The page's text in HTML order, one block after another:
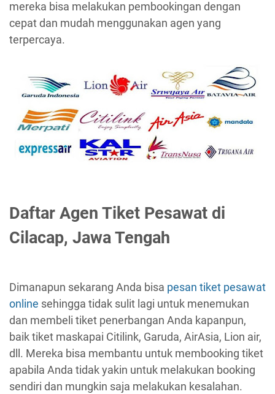
mereka bisa melakukan pembookingan dengan
cepat dan mudah menggunakan agen yang
terpercaya.
Daftar Agen Tiket Pesawat di
Cilacap, Jawa Tengah
Dimanapun sekarang Anda bisa pesan tiket pesawat
online sehingga tidak sulit lagi untuk menemukan
dan membeli tiket penerbangan Anda kapanpun,
baik tiket maskapai Citilink, Garuda, AirAsia, Lion air,
dll. Mereka bisa membantu untuk membooking tiket
apabila Anda tidak yakin untuk melakukan booking
sendiri dan mungkin saja melakukan kesalahan.